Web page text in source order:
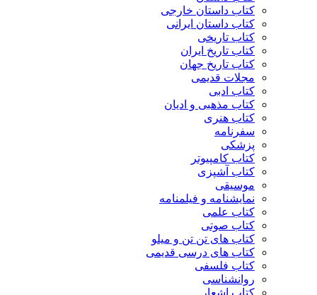
کتاب داستان خارجی
کتاب داستان ایرانی
کتاب تاریخی
کتاب تاریخ ایران
کتاب تاریخ جهان
مجلات قدیمی
کتاب ادبی
کتاب مذهبی و ادیان
کتاب هنری
سفرنامه
پزشکی
کتاب کامپیوتر
کتاب آشپزی
موسیقی
نمایشنامه و فیلمنامه
کتاب علمی
کتاب صوتی
کتاب های تن تن و میلو
کتاب های درسی قدیمی
کتاب فلسفی
روانشناسی